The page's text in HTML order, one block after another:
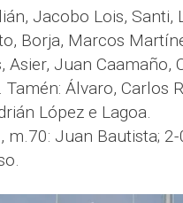
Jacobo Lois, Santi,
Borja, Marcos
Asier, Juan Caamaño,
Tamén: Álvaro, Carlos
López e Lagoa.
m.70: Juan Bautista;